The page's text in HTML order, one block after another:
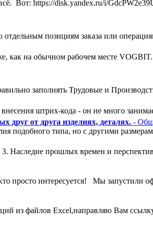
Вот: https://disk.yandex.ru/i/
отдельным позициям заказа или
как на обычном рабочем месте
заполнять Трудовые и
штрих-кода - он не много
друг от друга изделиях, деталях. -
подобного типа, но с другими
прошлых времен и
просто интересуется! Мы запустили
из файлов Excel,направляю Вам